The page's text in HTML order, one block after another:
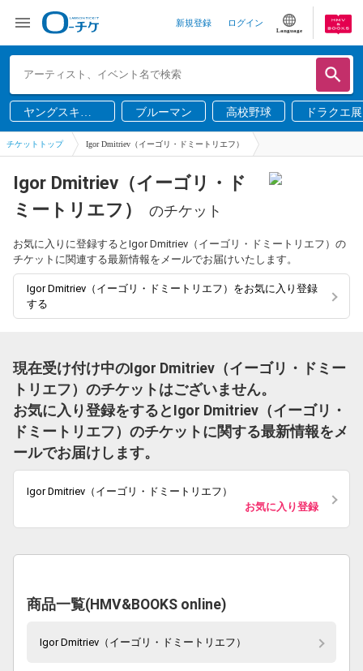
新規登録 ログイン
Language
ヤングスキニ
ー
ブルーマン 高校野球 ドラクエ展
チケットトップ Igor Dmitriev（イーゴリ・ドミートリエフ）
Igor Dmitriev（イーゴリ・ド
ミートリエフ）
のチケット
お気に入りに登録するとIgor Dmitriev（イーゴリ・ドミートリエフ）の
チケットに関連する最新情報をメールでお届けいたします。
Igor Dmitriev（イーゴリ・ドミートリエフ）をお気に入り登録
する
現在受け付け中のIgor Dmitriev（イーゴリ・ドミー
トリエフ）のチケットはございません。
お気に入り登録をするとIgor Dmitriev（イーゴリ・
ドミートリエフ）のチケットに関する最新情報をメ
ールでお届けします。
Igor Dmitriev（イーゴリ・ドミートリエフ）
お気に入り登録
商品一覧(HMV&BOOKS online)
Igor Dmitriev（イーゴリ・ドミートリエフ）